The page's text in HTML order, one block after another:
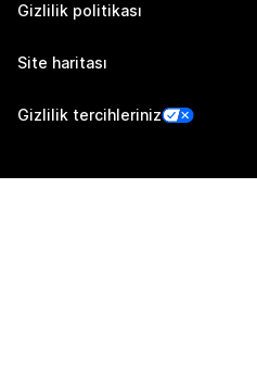
Gizlilik politikası
Site haritası
Gizlilik tercihleriniz